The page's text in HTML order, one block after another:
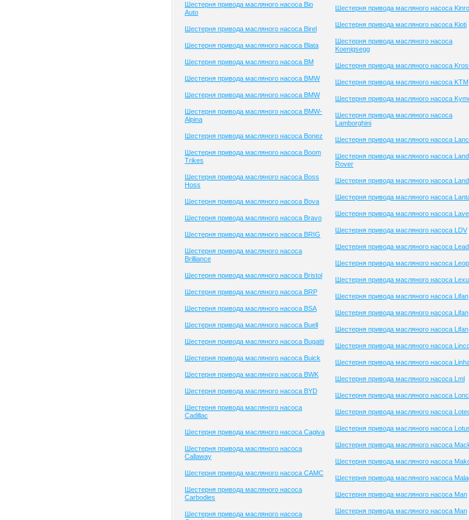
Шестерня привода масляного насоса Bio
Auto
Шестерня привода масляного насоса Birel
Шестерня привода масляного насоса Blata
Шестерня привода масляного насоса BM
Шестерня привода масляного насоса BMW
Шестерня привода масляного насоса BMW
Шестерня привода масляного насоса BMW-
Alpina
Шестерня привода масляного насоса Bonez
Шестерня привода масляного насоса Boom
Trikes
Шестерня привода масляного насоса Boss
Hoss
Шестерня привода масляного насоса Bova
Шестерня привода масляного насоса Bravo
Шестерня привода масляного насоса BRIG
Шестерня привода масляного насоса
Brilliance
Шестерня привода масляного насоса Bristol
Шестерня привода масляного насоса BRP
Шестерня привода масляного насоса BSA
Шестерня привода масляного насоса Buell
Шестерня привода масляного насоса Bugatti
Шестерня привода масляного насоса Buick
Шестерня привода масляного насоса BWK
Шестерня привода масляного насоса BYD
Шестерня привода масляного насоса
Cadillac
Шестерня привода масляного насоса Cagiva
Шестерня привода масляного насоса
Callaway
Шестерня привода масляного насоса CAMC
Шестерня привода масляного насоса
Carbodies
Шестерня привода масляного насоса
Шестерня привода масляного насоса
Шестерня привода масляного насоса Kioti
Шестерня привода масляного насоса
Koenigsegg
Шестерня привода масляного насоса
Шестерня привода масляного насоса KTM
Шестерня привода масляного насоса
Шестерня привода масляного насоса
Lamborghini
Шестерня привода масляного насоса
Шестерня привода масляного насоса
Rover
Шестерня привода масляного насоса
Шестерня привода масляного насоса
Шестерня привода масляного насоса
Шестерня привода масляного насоса LDV
Шестерня привода масляного насоса
Шестерня привода масляного насоса
Шестерня привода масляного насоса
Шестерня привода масляного насоса Lifan
Шестерня привода масляного насоса Lifan
Шестерня привода масляного насоса Lifan
Шестерня привода масляного насоса
Шестерня привода масляного насоса
Шестерня привода масляного насоса Lml
Шестерня привода масляного насоса
Шестерня привода масляного насоса
Шестерня привода масляного насоса
Шестерня привода масляного насоса
Шестерня привода масляного насоса
Шестерня привода масляного насоса
Шестерня привода масляного насоса Man
Шестерня привода масляного насоса Man